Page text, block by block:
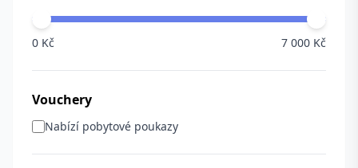
0 Kč 7 000 Kč
Vouchery
Nabízí pobytové poukazy